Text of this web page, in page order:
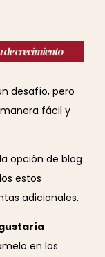
desafío, pero
fácil y
opción de blog
estos
adicionales.
en los